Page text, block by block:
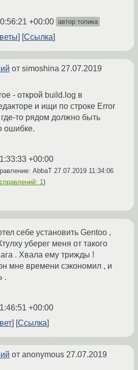
+00:00 автор топика
Ссылка
от simoshina 27.07.2019
- открой build.log в
и ищи по строке Error
то рядом должно быть
ошибке.
+00:00
AbbaT 27.07.2019 11:34:06
1)
себе установить Gentoo ,
уберег меня от такого
. Хвала ему трижды !
мне времени сэкономил , и
.
+00:00
Ссылка
от anonymous 27.07.2019